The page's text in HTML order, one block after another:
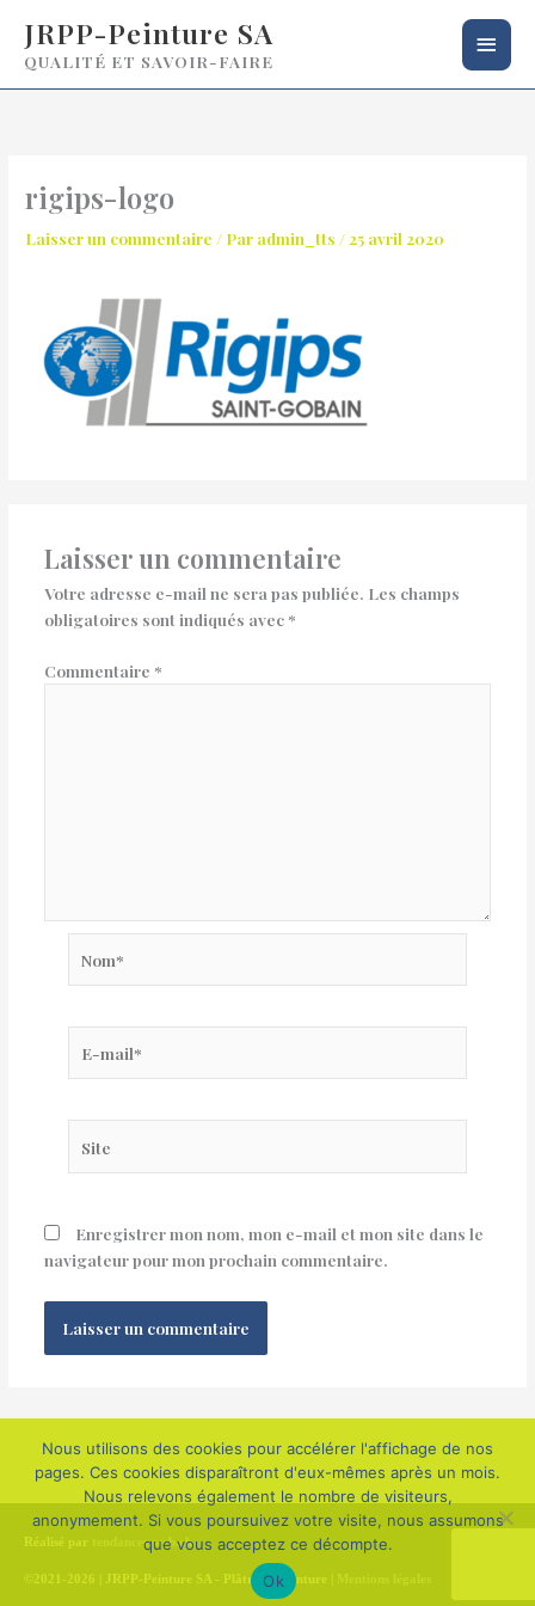
contenu
JRPP-Peinture SA
QUALITÉ ET SAVOIR-FAIRE
rigips-logo
Laisser un commentaire / Par admin_tts /25 avril 2020
Laisser un commentaire
Votre adresse e-mail ne sera pas publiée. Les champs
obligatoires sont indiqués avec *
Commentaire *
mail*
Enregistrer mon nom, mon e-mail et mon site dans le
navigateur pour mon prochain commentaire.
Réalisé par tendances-web.ch
©2021-2026 | JRPP-Peinture SA - Plâtrerie Peinture |
Nous utilisons des cookies pour accélérer l'affichage de nos
pages. Ces cookies disparaîtront d'eux-mêmes après un mois.
Nous relevons également le nombre de visiteurs,
anonymement. Si vous poursuivez votre visite, nous assumons
que vous acceptez ce décompte.
Ok